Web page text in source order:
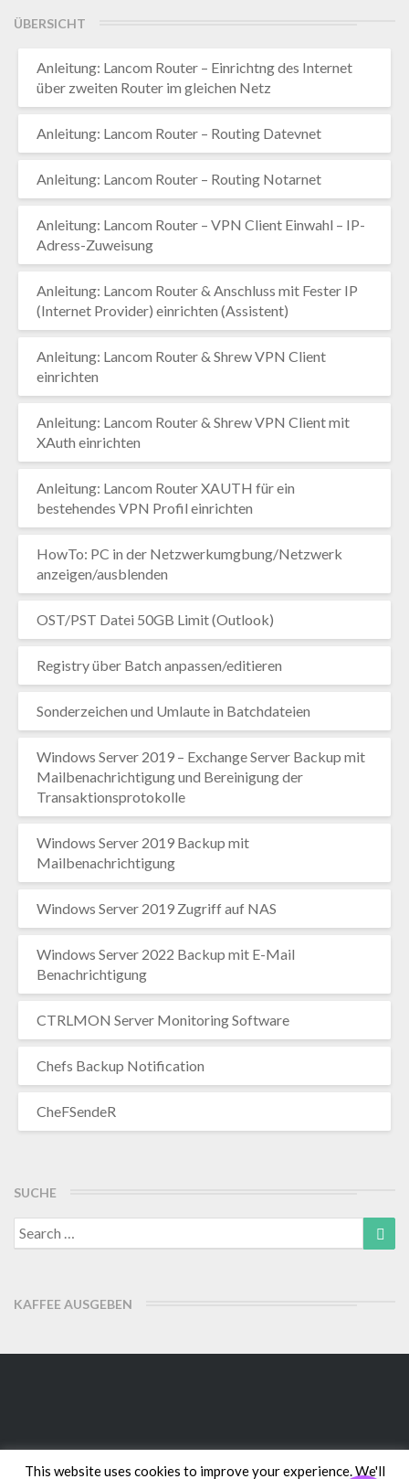
ÜBERSICHT
Anleitung: Lancom Router – Einrichtng des Internet
über zweiten Router im gleichen Netz
Anleitung: Lancom Router – Routing Datevnet
Anleitung: Lancom Router – Routing Notarnet
Anleitung: Lancom Router – VPN Client Einwahl – IP-
Adress-Zuweisung
Anleitung: Lancom Router & Anschluss mit Fester IP
(Internet Provider) einrichten (Assistent)
Anleitung: Lancom Router & Shrew VPN Client
einrichten
Anleitung: Lancom Router & Shrew VPN Client mit
XAuth einrichten
Anleitung: Lancom Router XAUTH für ein
bestehendes VPN Profil einrichten
HowTo: PC in der Netzwerkumgbung/Netzwerk
anzeigen/ausblenden
OST/PST Datei 50GB Limit (Outlook)
Registry über Batch anpassen/editieren
Sonderzeichen und Umlaute in Batchdateien
Windows Server 2019 – Exchange Server Backup mit
Mailbenachrichtigung und Bereinigung der
Transaktionsprotokolle
Windows Server 2019 Backup mit
Mailbenachrichtigung
Windows Server 2019 Zugriff auf NAS
Windows Server 2022 Backup mit E-Mail
Benachrichtigung
CTRLMON Server Monitoring Software
Chefs Backup Notification
CheFSendeR
SUCHE
Search
for:
KAFFEE AUSGEBEN
This website uses cookies to improve your experience. We'll